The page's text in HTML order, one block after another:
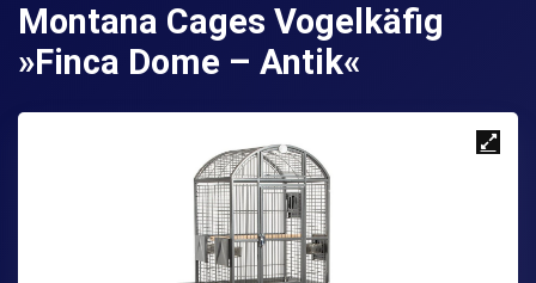
Montana Cages Vogelkäfig
»Finca Dome – Antik«